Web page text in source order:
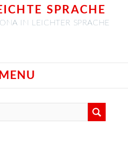
SPRACHE
IN LEICHTER SPRACHE
MENU